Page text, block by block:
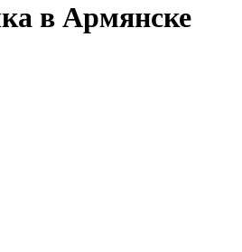
в Армянске